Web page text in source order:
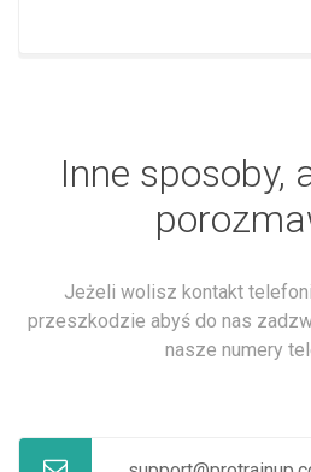
Inne sposoby,
Jeżeli wolisz kontakt
przeszkodzie abyś do nas
nasze numery